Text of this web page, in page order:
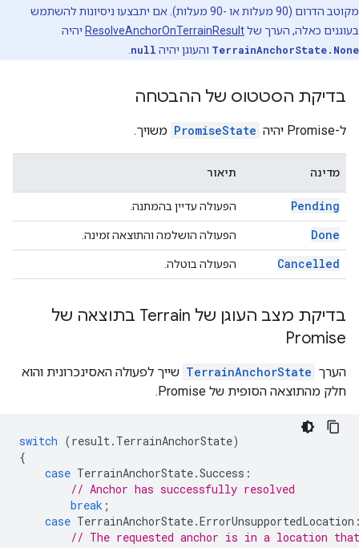
מקוטב הדרום (90 מעלות או -90 מעלות). אם יתבצעו ניסיונות להשתמש
בעוגנים כאלה, הערך שלResolveAnchorOnTerrainResult יהיה
TerrainAnchorState.None והעוגן יהיה null
בדיקת הסטטוס של ההבטחה
ל-Promise יהיה PromiseState משויך.
מדינה תיאור
Pending הפעולה עדיין בהמתנה.
Done הפעולה הושלמה והתוצאה זמינה.
Cancelled הפעולה בוטלה.
בדיקת מצב העוגן של Terrain בתוצאה של
Promise
הערך TerrainAnchorState שייך לפעולה האסינכרונית והוא
חלק מהתוצאה הסופית של Promise.
switch (result. TerrainAnchorState)
{
case TerrainAnchorState.Success :
// Anchor has successfully resolved
break ;
case TerrainAnchorState.ErrorUnsupportedLocation
// The requested anchor is in a location